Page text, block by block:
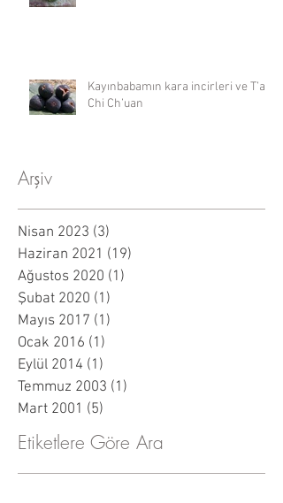
Kayınbabamın kara incirleri ve T’ai
Chi Ch’uan
Arşiv
Nisan 2023 (3)
Haziran 2021 (19)
Ağustos 2020 (1)
Şubat 2020 (1)
Mayıs 2017 (1)
Ocak 2016 (1)
Eylül 2014 (1)
Temmuz 2003 (1)
Mart 2001 (5)
Etiketlere Göre Ara